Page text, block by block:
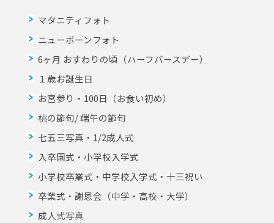
マタニティフォト
ニューボーンフォト
6ヶ月 おすわりの頃（ハーフバースデー）
１歳お誕生日
お宮参り・100日（お食い初め）
桃の節句/ 端午の節句
七五三写真・1/2成人式
入卒園式・小学校入学式
小学校卒業式・中学校入学式・十三祝い
卒業式・謝恩会（中学・高校・大学）
成人式写真